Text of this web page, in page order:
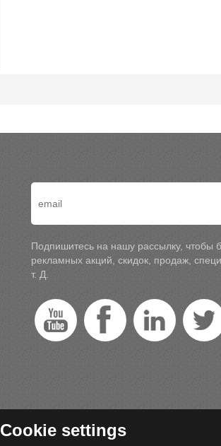
Подпишитесь на нашу рассылку, чтобы
рекламных акций, скидок, продаж,
т. Д.
Cookie settings